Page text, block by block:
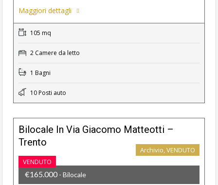
Maggiori dettagli
105 mq
2 Camere da letto
1 Bagni
10 Posti auto
Bilocale In Via Giacomo Matteotti –
Trento
VENDUTO
Archivio, VENDUTO
€165.000 - Bilocale